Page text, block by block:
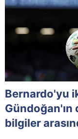
Bernardo'yu
bilgiler